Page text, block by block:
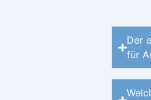
Der
für